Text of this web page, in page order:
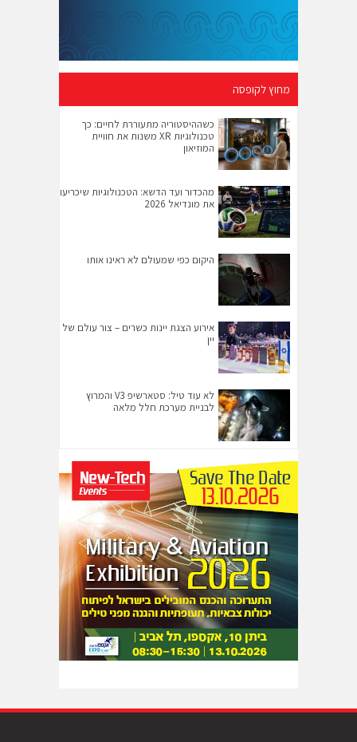
מחוץ לקופסה
כשההיסטוריה מתעוררת לחיים: כך
טכנולוגיות XR משנות את חוויית
המוזיאון
מהכדור ועד הדשא: הטכנולוגיות שיכריעו
את מונדיאל 2026
היקום כפי שמעולם לא ראינו אותו
אירוע הצגת יינות כשרים – צור עולם של
יין
לא עוד טיל: סטארשיפ V3 והמרוץ
לבניית מערכת חלל מלאה